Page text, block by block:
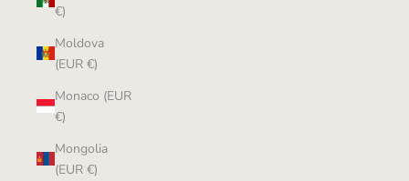
€)
Moldova
(EUR €)
Monaco (EUR
€)
Mongolia
(EUR €)